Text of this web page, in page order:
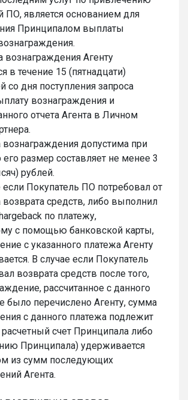
ПО, является основанием для
Принципалом выплаты
вознаграждения Агенту
в течение 15 (пятнадцати)
со дня поступления запроса
вознаграждения и
отчета Агента в Личном
вознаграждения допустима при
его размер составляет не менее 3
рублей.
если Покупатель ПО потребовал от
средств, либо выполнил
по платежу,
с помощью банковской карты,
с указанного платежа Агенту
В случае если Покупатель
возврата средств после того,
рассчитанное с данного
было перечислено Агенту, сумма
с данного платежа подлежит
расчетный счет Принципала либо
Принципала) удерживается
из сумм последующих
Агента.